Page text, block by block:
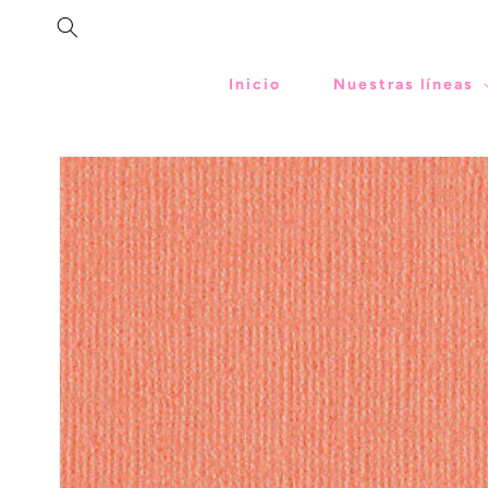
SKIP TO
CONTENT
Inicio Nuestras líneas
SKIP TO
PRODUCT
INFORMATION